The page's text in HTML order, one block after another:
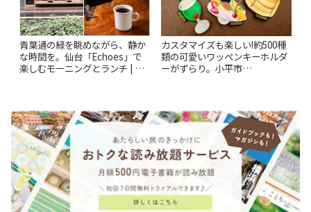
青葉通の緑を眺めながら、静か
な時間を。仙台「Echoes」で
楽しむモーニングとランチ | こ
カスタマイズも楽しい!約500種
類の可愛いワッペンキーホルダ
ーがずらり。小平市